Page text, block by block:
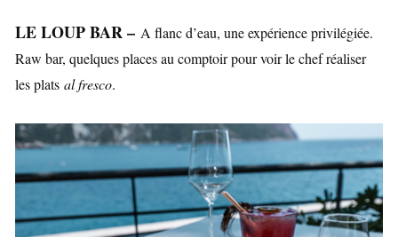
LE LOUP BAR – A flanc d’eau, une expérience privilégiée.
Raw bar, quelques places au comptoir pour voir le chef réaliser
les plats al fresco.